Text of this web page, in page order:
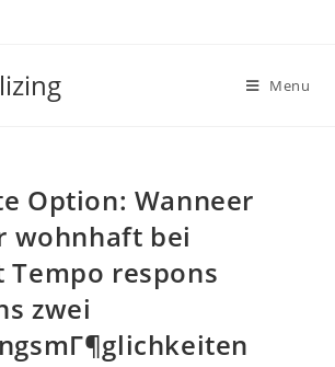
Menu
Option: Wanneer
wohnhaft bei
Tempo respons
zwei